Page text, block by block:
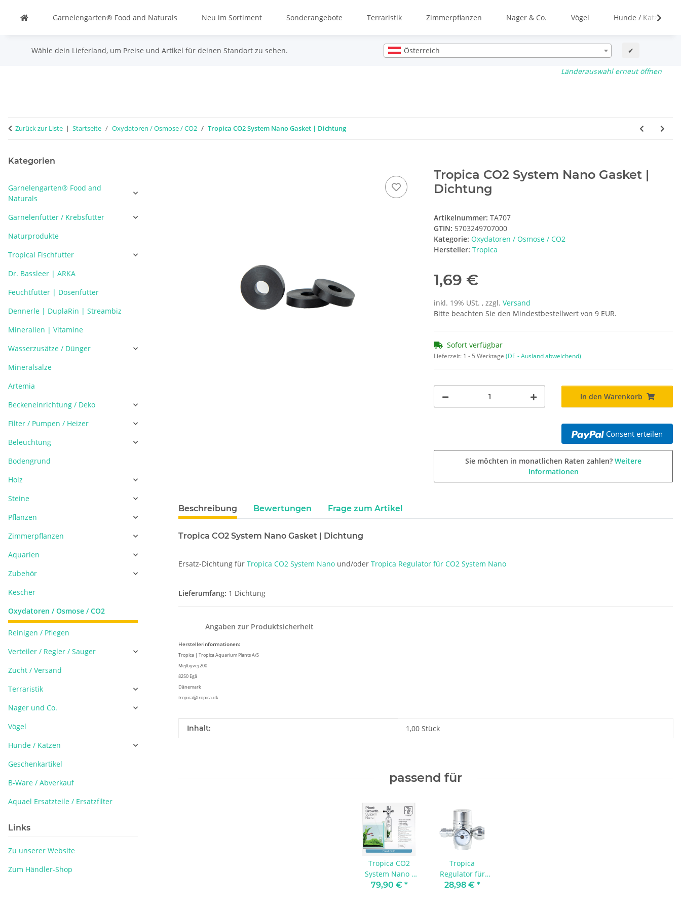
Garnelengarten® Food and Naturals Neu im Sortiment Sonderangebote Terraristik Zimmerpflanzen Nager & Co. Vögel Hunde / Katzen
Wähle dein Lieferland, um Preise und Artikel für deinen Standort zu sehen. Österreich ✔
Länderauswahl erneut öffnen
Zurück zur Liste Startseite Oxydatoren / Osmose / CO2 Tropica CO2 System Nano Gasket | Dichtung
Tropica CO2 System Nano Gasket |
Dichtung
Artikelnummer: TA707
GTIN: 5703249707000
Kategorie: Oxydatoren / Osmose / CO2
Hersteller: Tropica
1,69 €
inkl. 19% USt. , zzgl. Versand
Bitte beachten Sie den Mindestbestellwert von 9 EUR.
Sofort verfügbar
Lieferzeit: 1 - 5 Werktage (DE - Ausland abweichend)
In den Warenkorb
Consent erteilen
Sie möchten in monatlichen Raten zahlen? Weitere
Informationen
Beschreibung Bewertungen Frage zum Artikel
Tropica CO2 System Nano Gasket | Dichtung
Ersatz-Dichtung für Tropica CO2 System Nano und/oder Tropica Regulator für CO2 System Nano
Lieferumfang: 1 Dichtung
Angaben zur Produktsicherheit
Herstellerinformationen:
Tropica | Tropica Aquarium Plants A/S
Mejlbyvej 200
8250 Egå
Dänemark
tropica@tropica.dk
Produkteigenschaft
Wert
Inhalt: 1,00 Stück
passend für
Tropica CO2
System Nano -
Komplettset
79,90 € *
Tropica
Regulator für
CO2 System
28,98 € *
Kategorien
Garnelengarten® Food and
Naturals
Garnelenfutter / Krebsfutter
Naturprodukte
Tropical Fischfutter
Dr. Bassleer | ARKA
Feuchtfutter | Dosenfutter
Dennerle | DuplaRin | Streambiz
Mineralien | Vitamine
Wasserzusätze / Dünger
Mineralsalze
Artemia
Beckeneinrichtung / Deko
Filter / Pumpen / Heizer
Beleuchtung
Bodengrund
Holz
Steine
Pflanzen
Zimmerpflanzen
Aquarien
Zubehör
Kescher
Oxydatoren / Osmose / CO2
Reinigen / Pflegen
Verteiler / Regler / Sauger
Zucht / Versand
Terraristik
Nager und Co.
Vögel
Hunde / Katzen
Geschenkartikel
B-Ware / Abverkauf
Aquael Ersatzteile / Ersatzfilter
Links
Zu unserer Website
Zum Händler-Shop